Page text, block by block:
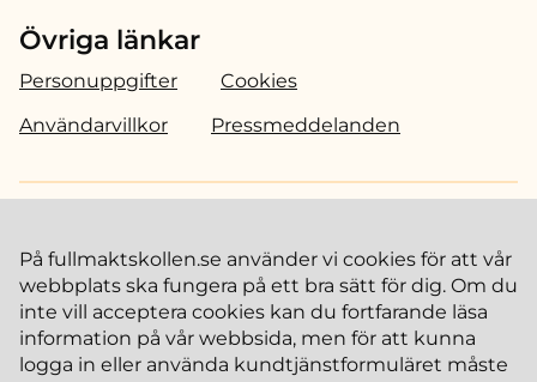
Övriga länkar
Personuppgifter
Cookies
Användarvillkor
Pressmeddelanden
ansluten aktör.
På fullmaktskollen.se använder vi cookies för att vår
webbplats ska fungera på ett bra sätt för dig. Om du
inte vill acceptera cookies kan du fortfarande läsa
information på vår webbsida, men för att kunna
logga in eller använda kundtjänstformuläret måste